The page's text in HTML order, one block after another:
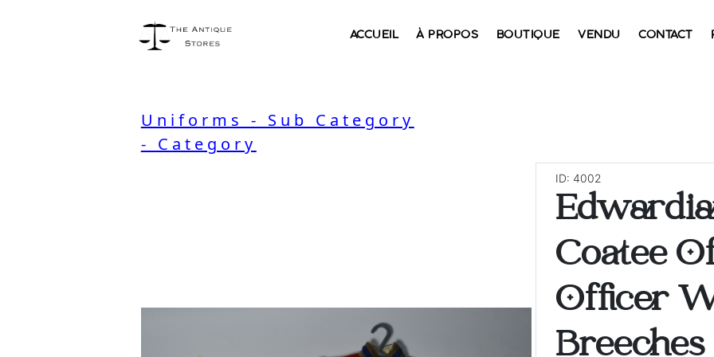
ACCUEIL À PROPOS BOUTIQUE VENDU CONTACT
Uniforms - Sub Category
- Category
ID: 4002
Coatee
Officer
Breeches